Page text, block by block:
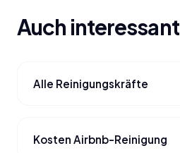
Auch interessant
Alle Reinigungskräfte
Kosten Airbnb-Reinigung